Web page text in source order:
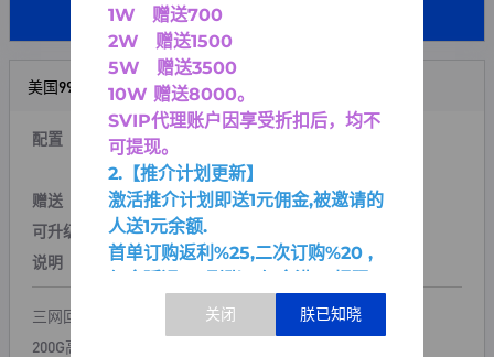
立即购买
美国9929.高防.PCS.D型
配置 4核 4G 100Mbps
60G硬盘 800G流量/月
赠送
1个备份 + 1个快照
可升级
硬盘,带宽,流量等
说明
200G防御 本地清洗
三网回程9929
200G高防
1W 赠送700
2W 赠送1500
5W 赠送3500
10W 赠送8000。
SVIP代理账户因享受折扣后，均不
可提现。
2.【推介计划更新】
激活推介计划即送1元佣金,被邀请的
人送1元余额.
首单订购返利%25,二次订购%20 ,